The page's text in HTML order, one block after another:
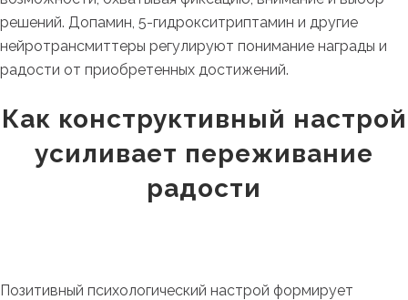
решений. Допамин, 5-гидрокситриптамин и другие
нейротрансмиттеры регулируют понимание награды и
радости от приобретенных достижений.
Как конструктивный настрой
усиливает переживание
радости
Позитивный психологический настрой формирует